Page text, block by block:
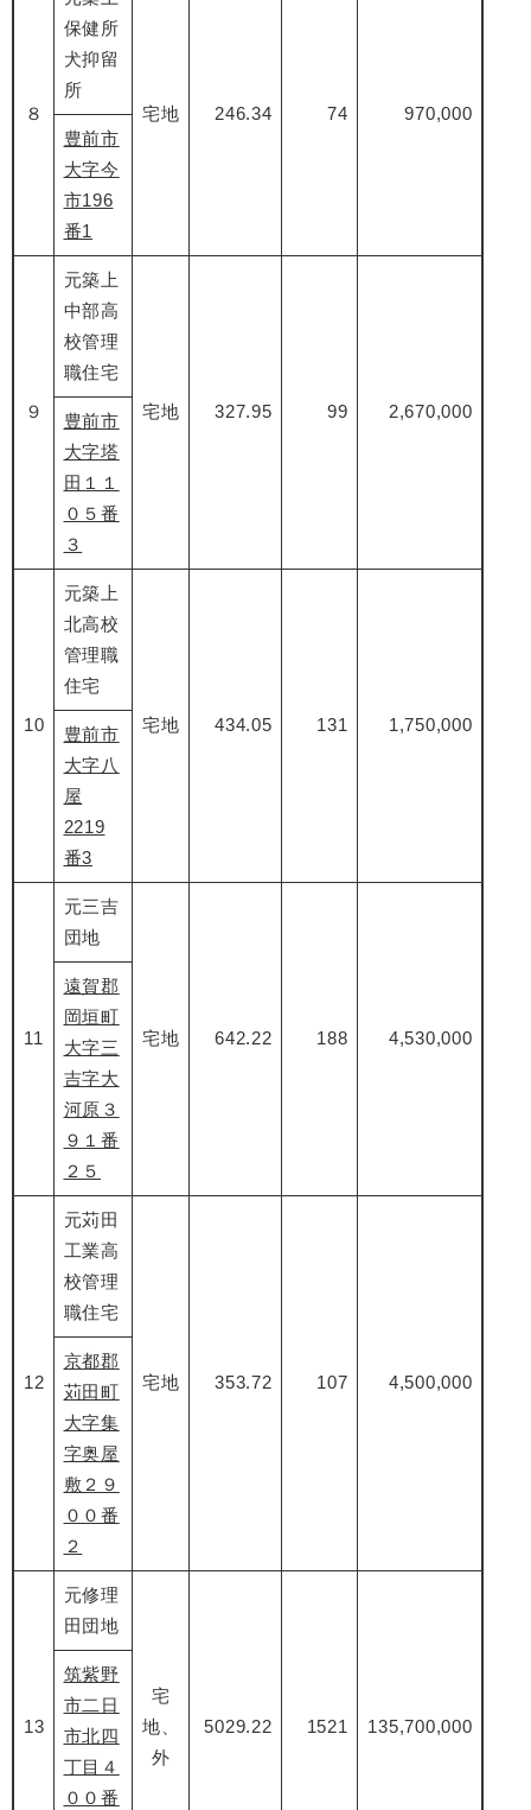
８
保健所
犬抑留
所
宅地
246.34 74
970,000
豊前市
大字今
市196
番1
９
元築上
中部高
校管理
職住宅
宅地
327.95 99 2,670,000
豊前市
大字塔
田１１
０５番
３
10
元築上
北高校
管理職
住宅
宅地
434.05 131 1,750,000
豊前市
大字八
屋
2219
番3
11
元三吉
団地
宅地 642.22 188 4,530,000
遠賀郡
岡垣町
大字三
吉字大
河原３
９１番
２５
12
元苅田
工業高
校管理
職住宅
宅地 353.72 107 4,500,000
京都郡
苅田町
大字集
字奥屋
敷２９
００番
２
13
元修理
田団地
宅
地、
外
5029.22 1521 135,700,000
筑紫野
市二日
市北四
丁目４
００番